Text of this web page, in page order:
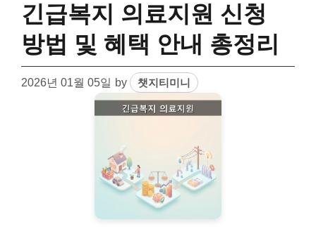
긴급복지 의료지원 신청
방법 및 혜택 안내 총정리
2026년 01월 05일 by 챗지티미니